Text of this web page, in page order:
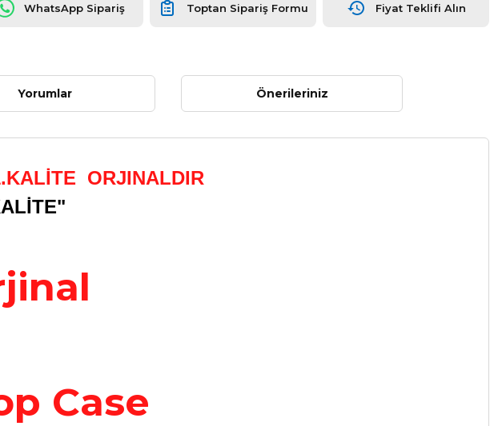
WhatsApp Sipariş Toptan Sipariş Formu Fiyat Teklifi Alın
Yorumlar Önerileriniz
ORJINALDIR
Case